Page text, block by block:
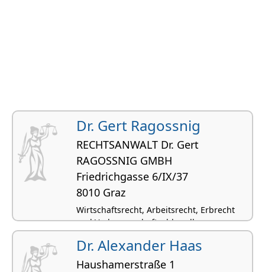
Dr. Gert Ragossnig
RECHTSANWALT Dr. Gert
RAGOSSNIG GMBH
Friedrichgasse 6/IX/37
8010 Graz
Wirtschaftsrecht, Arbeitsrecht, Erbrecht
und Verlassenschaftsabhandlungen,
Ärztehaftpflicht, Patientenrecht
Dr. Alexander Haas
Haushamerstraße 1